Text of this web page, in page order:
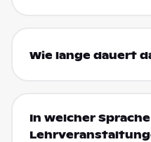
Wie lange dauert
In welcher